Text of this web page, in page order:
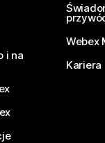
i na
Webex
Kariera